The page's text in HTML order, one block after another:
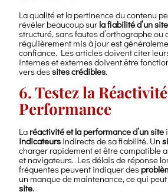
La qualité et la pertinence du contenu
révéler beaucoup sur la fiabilité d’un
structuré, sans fautes d’orthographe ou
régulièrement mis à jour est
confiance. Les articles doivent citer
internes et externes doivent être
vers dessites crédibles.
6. Testez la
Performance
La réactivité et la performance d’un site
indicateurs indirects de sa fiabilité. Un
charger rapidement et être compatible
et navigateurs. Les délais de réponse
fréquentes peuvent indiquer des
un manque de maintenance, ce qui
site.